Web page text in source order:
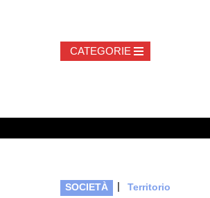
SOCIETÀ | Territorio